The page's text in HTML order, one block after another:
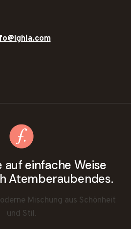
auf einfache Weise
Atemberaubendes.
Mischung aus Schönheit
und Stil.